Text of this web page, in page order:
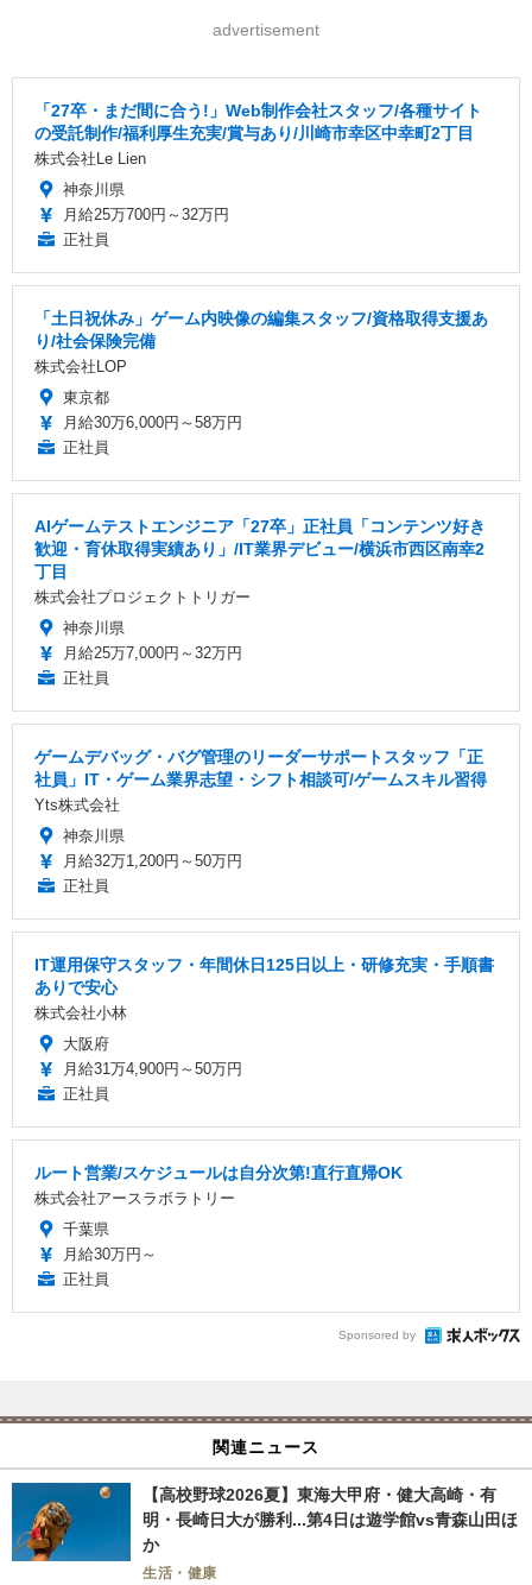
advertisement
「27卒・まだ間に合う!」Web制作会社スタッフ/各種サイト
の受託制作/福利厚生充実/賞与あり/川崎市幸区中幸町2丁目
株式会社Le Lien
神奈川県
月給25万700円～32万円
正社員
「土日祝休み」ゲーム内映像の編集スタッフ/資格取得支援あ
り/社会保険完備
株式会社LOP
東京都
月給30万6,000円～58万円
正社員
AIゲームテストエンジニア「27卒」正社員「コンテンツ好き
歓迎・育休取得実績あり」/IT業界デビュー/横浜市西区南幸2
丁目
株式会社プロジェクトトリガー
神奈川県
月給25万7,000円～32万円
正社員
ゲームデバッグ・バグ管理のリーダーサポートスタッフ「正
社員」IT・ゲーム業界志望・シフト相談可/ゲームスキル習得
Yts株式会社
神奈川県
月給32万1,200円～50万円
正社員
IT運用保守スタッフ・年間休日125日以上・研修充実・手順書
ありで安心
株式会社小林
大阪府
月給31万4,900円～50万円
正社員
ルート営業/スケジュールは自分次第!直行直帰OK
株式会社アースラボラトリー
千葉県
月給30万円～
正社員
Sponsored by
関連ニュース
【高校野球2026夏】東海大甲府・健大高崎・有
明・長崎日大が勝利...第4日は遊学館vs青森山田ほ
か
生活・健康